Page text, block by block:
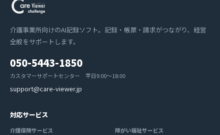
介護事業所向けのAI記録ソフト。記録・帳票・請求がつながり、経営
全般をサポートします。
050-5443-1850
カスタマーサポートセンター 平日9:00〜18:00
support@care-viewer.jp
対応サービス
介護保険サービス 障がい福祉サービス